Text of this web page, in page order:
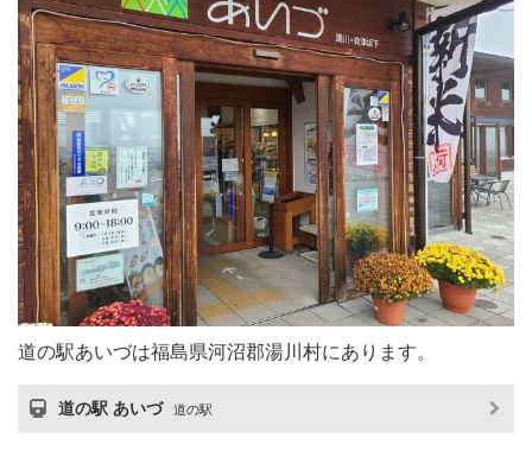
道の駅あいづは福島県河沼郡湯川村にあります。
道の駅 あいづ 道の駅